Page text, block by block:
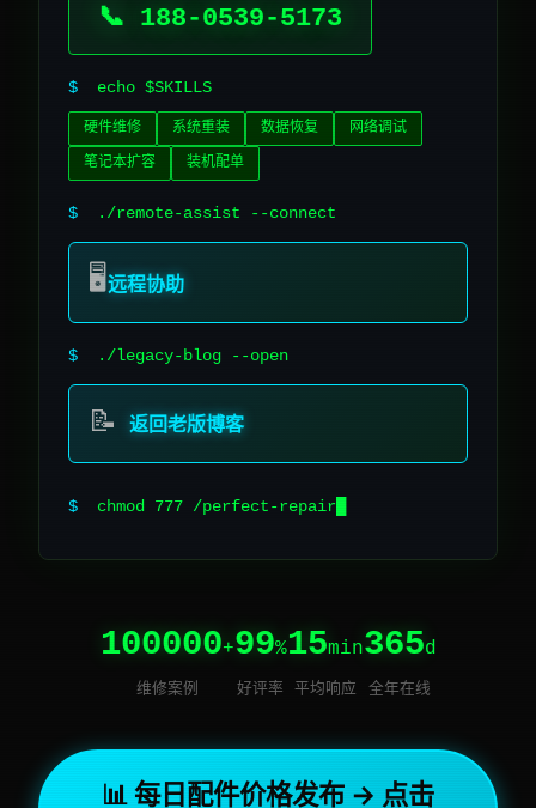
📞 188-0539-5173
$ echo $SKILLS
硬件维修 系统重装 数据恢复 网络调试
笔记本扩容 装机配单
$ ./remote-assist --connect
🖥️远程协助
$ ./legacy-blog --open
📝 返回老版博客
$ chmod 777 /perfect-r
100000+
维修案例
99%
好评率
15min
平均响应
365d
全年在线
📊 每日配件价格发布 → 点击